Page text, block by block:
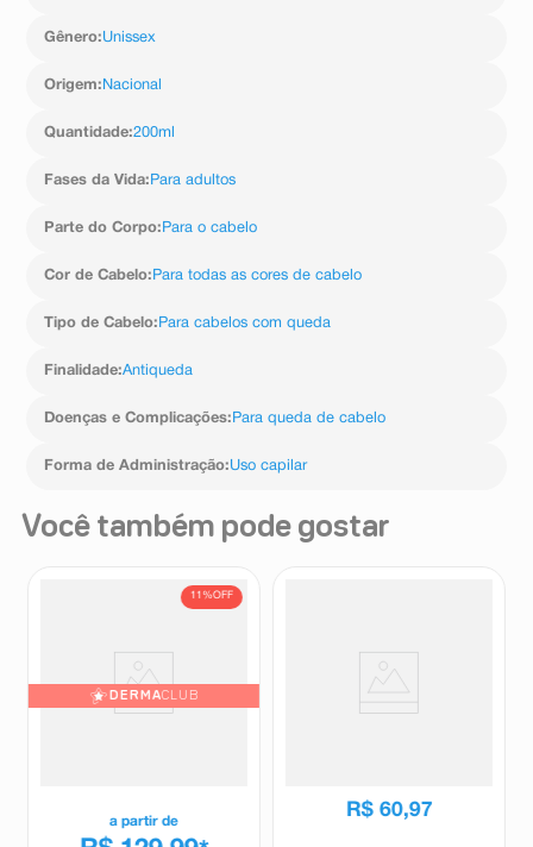
Gênero:Unissex
Origem: Nacional
Quantidade:200ml
Fases da Vida: Para adultos
Parte do Corpo: Para o cabelo
Cor de Cabelo: Para todas as cores de cabelo
Tipo de Cabelo: Para cabelos com queda
Finalidade:Antiqueda
Doenças e Complicações: Para queda de cabelo
Forma de Administração:Uso capilar
Você também pode gostar
11%OFF
DERMA CLUB
a partir de
R$ 60,97